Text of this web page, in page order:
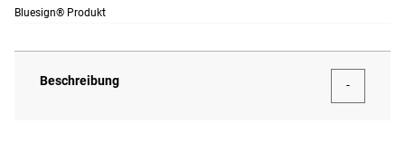
Bluesign® Produkt
Beschreibung